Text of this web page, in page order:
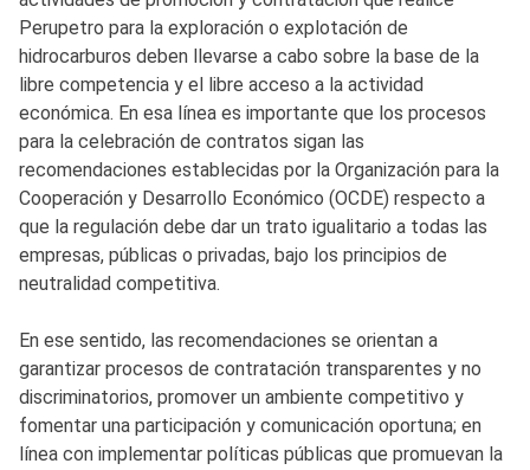
Perupetro para la exploración o explotación de
hidrocarburos deben llevarse a cabo sobre la base de la
libre competencia y el libre acceso a la actividad
económica. En esa línea es importante que los procesos
para la celebración de contratos sigan las
recomendaciones establecidas por la Organización para la
Cooperación y Desarrollo Económico (OCDE) respecto a
que la regulación debe dar un trato igualitario a todas las
empresas, públicas o privadas, bajo los principios de
neutralidad competitiva.
En ese sentido, las recomendaciones se orientan a
garantizar procesos de contratación transparentes y no
discriminatorios, promover un ambiente competitivo y
fomentar una participación y comunicación oportuna; en
línea con implementar políticas públicas que promuevan la